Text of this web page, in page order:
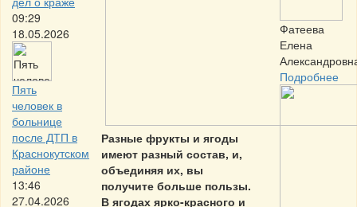
09:29
18.05.2026
Пять
человек в
больнице
после ДТП в
Краснокутском
районе
13:46
27.04.2026
Разные фрукты и ягоды
имеют разный состав, и,
объединяя их, вы
получите больше пользы.
В ягодах ярко-красного и
Фатеева
Елена
Подробнее